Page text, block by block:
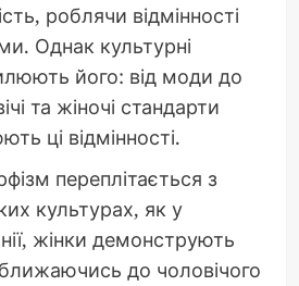
роблячи відмінності
Однак культурні
його: від моди до
та жіночі стандарти
ці відмінності.
переплітається з
культурах, як у
жінки демонструють
до чоловічого